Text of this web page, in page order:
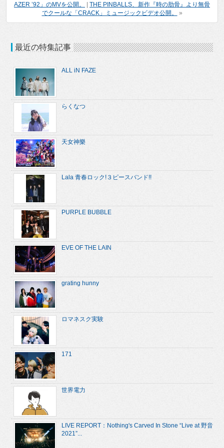
AZER ’92」のMVを公開。
| THE PINBALLS、新作『時の肋骨』より無骨
でクールな「CRACK」ミュージックビデオ公開。
»
最近の特集記事
ALL iN FAZE
らくなつ
天女神樂
Lala 青春ロック!３ピースバンド!!
PURPLE BUBBLE
EVE OF THE LAIN
grating hunny
ロマネスク実験
171
世界電力
LIVE REPORT：Nothing's Carved In Stone “Live at 野音
2021”...